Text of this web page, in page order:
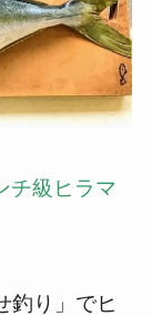
チ級ヒラマ
釣り」でヒ